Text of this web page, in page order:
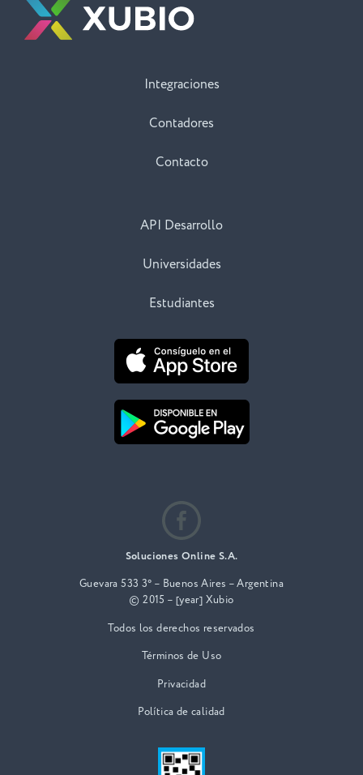
Integraciones
Contadores
Contacto
API Desarrollo
Universidades
Estudiantes
Soluciones Online S.A.
Guevara 533 3° – Buenos Aires – Argentina
© 2015 – [year] Xubio
Todos los derechos reservados
Términos de Uso
Privacidad
Política de calidad